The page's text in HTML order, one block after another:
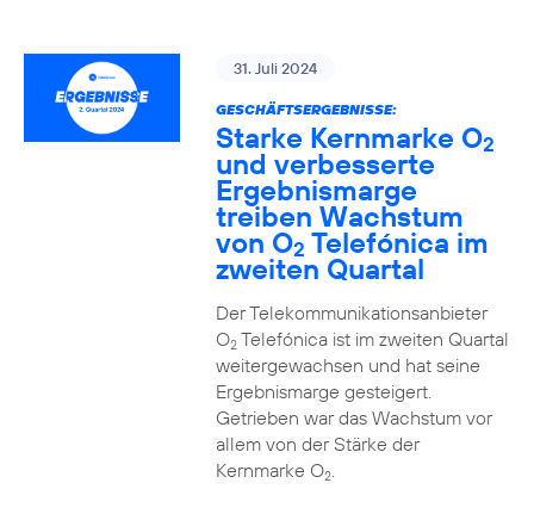
31. Juli 2024
GESCHÄFTSERGEBNISSE:
Starke Kernmarke O2
und verbesserte
Ergebnismarge
treiben Wachstum
von O2 Telefónica im
zweiten Quartal
Der Telekommunikationsanbieter
O2Telefónica ist im zweiten Quartal
weitergewachsen und hat seine
Ergebnismarge gesteigert.
Getrieben war das Wachstum vor
allem von der Stärke der
Kernmarke O2.